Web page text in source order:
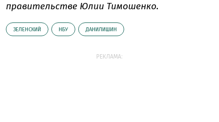
правительстве Юлии Тимошенко.
ЗЕЛЕНСКИЙ НБУ ДАНИЛИШИН
РЕКЛАМА: